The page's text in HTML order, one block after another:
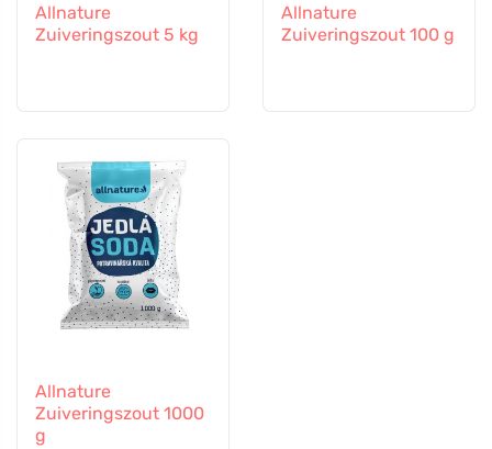
Allnature
Zuiveringszout 5 kg
Allnature
Zuiveringszout 100 g
Allnature
Zuiveringszout 1000
g